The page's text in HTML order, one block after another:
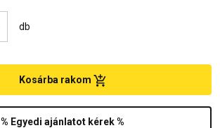
db
% Egyedi ajánlatot kérek %
Kosárba rakom